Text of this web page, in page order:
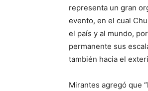
representa un gran
evento, en el cual
el país y al mundo,
permanente sus
también hacia el
Mirantes agregó que